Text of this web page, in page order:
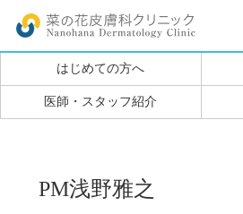
はじめての方へ
医師・スタッフ紹介
PM浅野雅之